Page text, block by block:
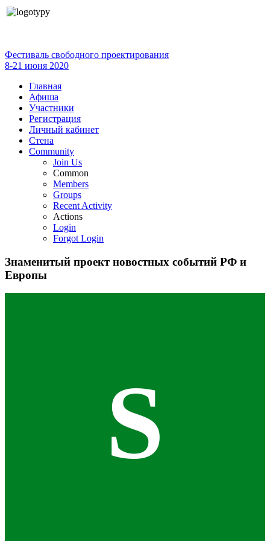
Фестиваль свободного проектирования
8-21 июня 2020
Главная
Афиша
Участники
Регистрация
Личный кабинет
Стена
Community
Join Us
Common
Members
Groups
Recent Activity
Actions
Login
Forgot Login
Знаменитый проект новостных событий РФ и
Европы
S